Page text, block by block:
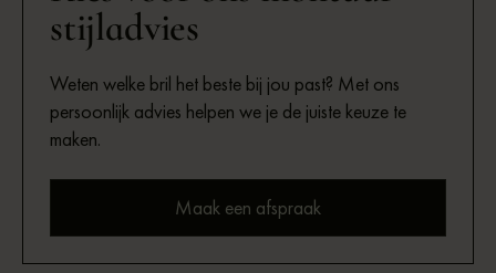
stijladvies
Weten welke bril het beste bij jou past? Met ons
persoonlijk advies helpen we je de juiste keuze te
maken.
Maak een afspraak